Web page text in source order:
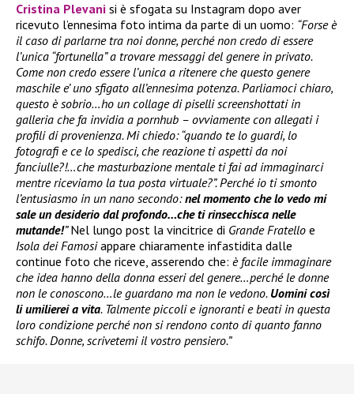
Cristina Plevani si è sfogata su Instagram dopo aver
ricevuto l’ennesima foto intima da parte di un uomo: “Forse è
il caso di parlarne tra noi donne, perché non credo di essere
l’unica “fortunella” a trovare messaggi del genere in privato.
Come non credo essere l’unica a ritenere che questo genere
maschile e’ uno sfigato all’ennesima potenza. Parliamoci chiaro,
questo è sobrio…ho un collage di piselli screenshottati in
galleria che fa invidia a pornhub – ovviamente con allegati i
profili di provenienza. Mi chiedo: “quando te lo guardi, lo
fotografi e ce lo spedisci, che reazione ti aspetti da noi
fanciulle?!…che masturbazione mentale ti fai ad immaginarci
mentre riceviamo la tua posta virtuale?”. Perché io ti smonto
l’entusiasmo in un nano secondo:nel momento che lo vedo mi
sale un desiderio dal profondo…che ti rinsecchisca nelle
mutande!”Nel lungo post la vincitrice di Grande Fratello e
Isola dei Famosiappare chiaramente infastidita dalle
continue foto che riceve, asserendo che: è facile immaginare
che idea hanno della donna esseri del genere…perché le donne
non le conoscono…le guardano ma non le vedono. Uomini così
li umilierei a vita. Talmente piccoli e ignoranti e beati in questa
loro condizione perché non si rendono conto di quanto fanno
schifo. Donne, scrivetemi il vostro pensiero.”